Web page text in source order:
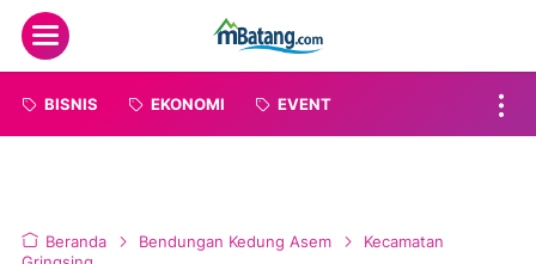
Menu
BISNIS EKONOMI EVENT
Beranda Bendungan Kedung Asem
Kecamatan